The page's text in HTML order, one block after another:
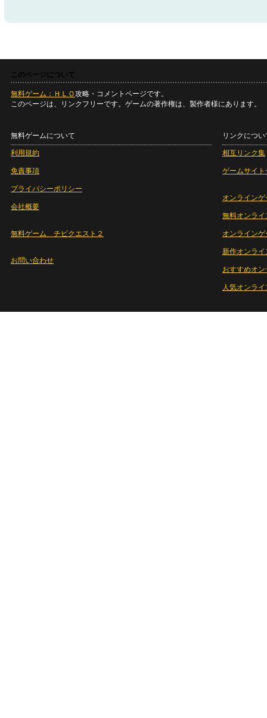
このページについて
無料ゲーム：ＨＬＯ攻略・コメントページです。
このページは、リンクフリーです。ゲームの著作権は、製作者様にあります。
無料ゲームについて
利用規約
免責事項
プライバシーポリシー
会社概要
無料ゲーム チビクエスト２
お問い合わせ
リンクについ
相互リンク集
ゲームサイト
オンラインゲ
無料オンライ
オンライン
新作オンライ
おすすめオ
人気オンラ